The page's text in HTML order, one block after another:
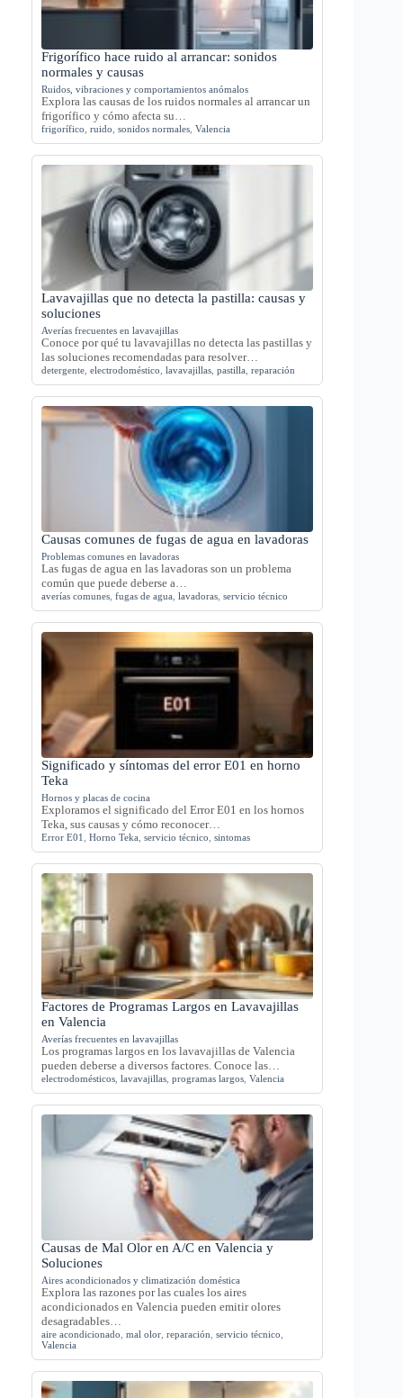
Frigorífico hace ruido al arrancar: sonidos
normales y causas
Ruidos, vibraciones y comportamientos anómalos
Explora las causas de los ruidos normales al arrancar un
frigorífico y cómo afecta su…
frigorífico ruido sonidos normales Valencia
Lavavajillas que no detecta la pastilla: causas y
soluciones
Averías frecuentes en lavavajillas
Conoce por qué tu lavavajillas no detecta las pastillas y
las soluciones recomendadas para resolver…
detergente electrodoméstico lavavajillas pastilla reparación
Causas comunes de fugas de agua en lavadoras
Problemas comunes en lavadoras
Las fugas de agua en las lavadoras son un problema
común que puede deberse a…
averías comunes fugas de agua lavadoras servicio técnico
Significado y síntomas del error E01 en horno
Teka
Hornos y placas de cocina
Exploramos el significado del Error E01 en los hornos
Teka, sus causas y cómo reconocer…
Error E01 Horno Teka servicio técnico sintomas
Factores de Programas Largos en Lavavajillas
en Valencia
Averías frecuentes en lavavajillas
Los programas largos en los lavavajillas de Valencia
pueden deberse a diversos factores. Conoce las…
electrodomésticos lavavajillas programas largos Valencia
Causas de Mal Olor en A/C en Valencia y
Soluciones
Aires acondicionados y climatización doméstica
Explora las razones por las cuales los aires
acondicionados en Valencia pueden emitir olores
desagradables…
aire acondicionado mal olor reparación servicio técnico
Valencia